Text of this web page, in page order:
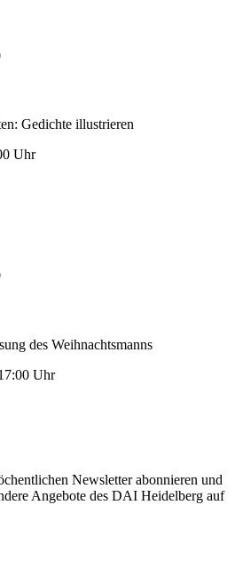
Gedichte illustrieren
Uhr
des Weihnachtsmanns
Uhr
Newsletter abonnieren und
Angebote des DAI Heidelberg auf